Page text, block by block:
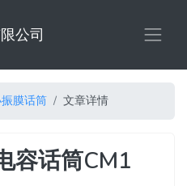
公司
膜话筒 文章详情
容话筒CM1